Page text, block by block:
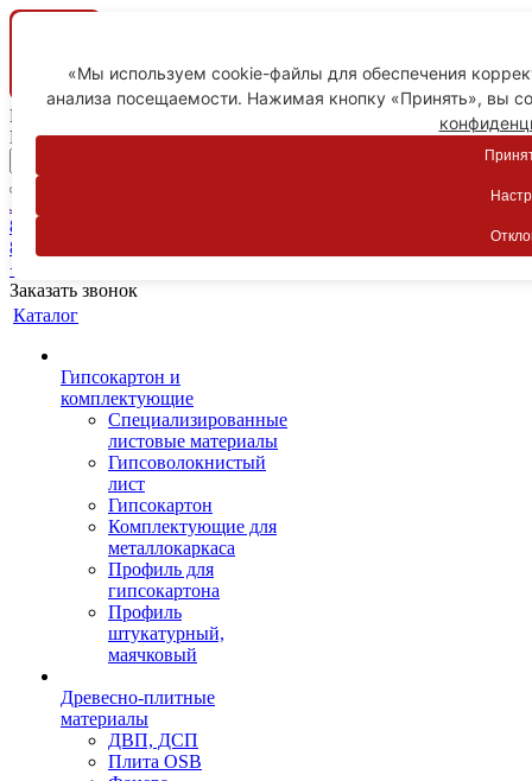
Ваш город
Пятигорск
Личный кабинет
8-800-775-59-89
8-800-775-59-89
+7 918 754-83-77
Заказать звонок
Каталог
Гипсокартон и
комплектующие
Специализированные
листовые материалы
Гипсоволокнистый
лист
Гипсокартон
Комплектующие для
металлокаркаса
Профиль для
гипсокартона
Профиль
штукатурный,
маячковый
Древесно-плитные
материалы
ДВП, ДСП
Плита OSB
«Мы используем cookie-файлы для обеспечения
анализа посещаемости. Нажимая кнопку «Принять», вы